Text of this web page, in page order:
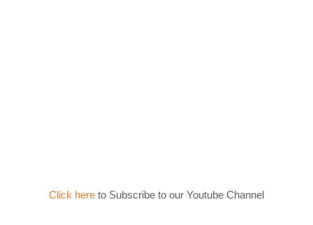
Click here to Subscribe to our Youtube Channel